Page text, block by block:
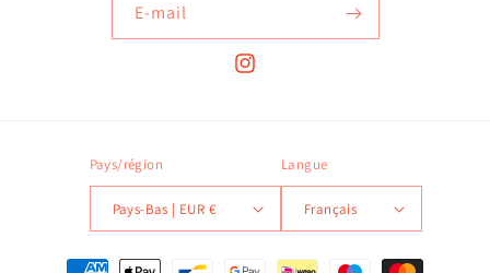
E-mail
Instagram
Pays/région
Pays-Bas | EUR €
Langue
Français
Moyens